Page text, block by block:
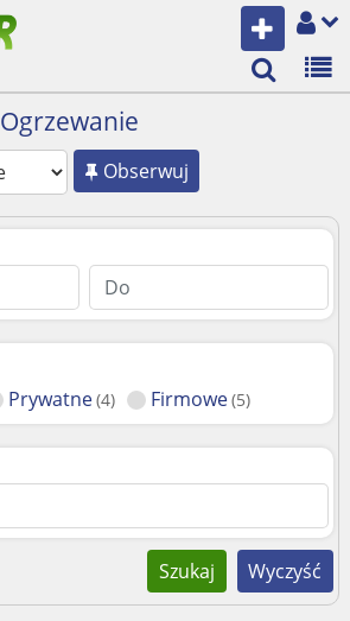
Ogrzewanie
Obserwuj
Prywatne(4) Firmowe(5)
Szukaj Wyczyść